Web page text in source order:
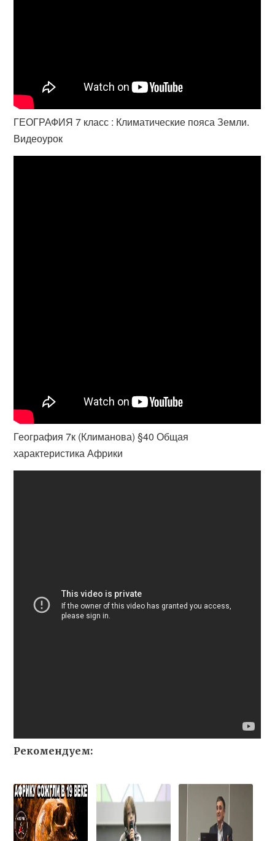
ГЕОГРАФИЯ 7 класс : Климатические пояса Земли.
Видеоурок
География 7к (Климанова) §40 Общая
характеристика Африки
Рекомендуем: